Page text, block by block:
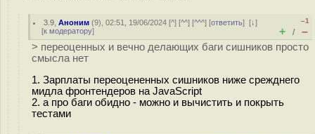
3.9 ,Аноним (9), 02:51, 19/06/2024 [^] [^^] [^^^] [ответить][↓]
[к модератору]
–1
+ / –
> переоценных и вечно делающих баги сишников просто
смысла нет
1. Зарплаты переоцененных сишников ниже срежднего
мидла фронтендеров на JavaScript
2. а про баги обидно - можно и вычистить и покрыть
тестами